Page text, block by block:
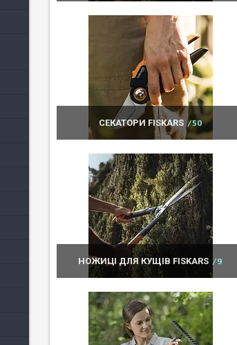
СЕКАТОРИ FISKARS 50
НОЖИЦІ ДЛЯ КУЩІВ FISKARS 9